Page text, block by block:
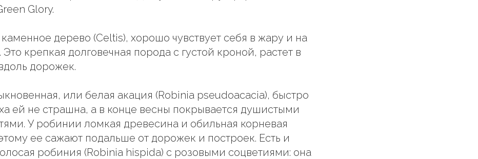
Glory.
дерево (Celtis), хорошо чувствует себя в жару и на
Это крепкая долговечная порода с густой кроной, растет в
дорожек.
или белая акация (Robinia pseudoacacia), быстро
ей не страшна, а в конце весны покрывается душистыми
У робинии ломкая древесина и обильная корневая
ее сажают подальше от дорожек и построек. Есть и
робиния (Robinia hispida) с розовыми соцветиями: она